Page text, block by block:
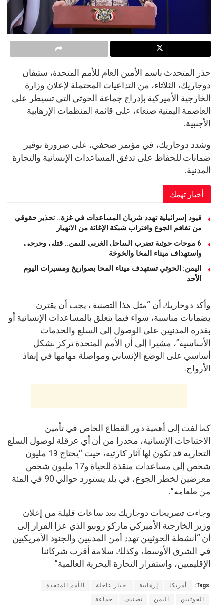
حذر المتحدث باسم الأمين العام للأمم المتحدة، ستيفان
دوجاريك، الثلاثاء، من التداعيات المحتملة لإعلان وزارة
الخارجية الأميركية بإدراج جماعة الحوثي التي تسيطر على
العاصمة اليمنية صنعاء، على قائمة المنظمات الإرهابية
الأجنبية.
وشدد دوجاريك، في مؤتمر صحفي، على ضرورة توفير
ضمانات للحفاظ على تدفق المساعدات الإنسانية والتجارة
المدنية.
أخبار تهمك
قيود إسرائيلية تهدد شريان المساعدات في غزة.. تحذير حقوقي
من تفاقم الجوع واقتراب شبكة الإغاثة من الانهيار
6 موجات حوثية تضرب الساحل الغربي لليمن.. قتلى وجرحى
واستهداف ميناء المخا والخوخة
اليمن: الحوثي تستهدف ميناء المخا بصواريخ ومسيرات اليوم
الأحد
وأكد دوجاريك أن “مثل هذا التصنيف يجب أن يقترن
بضمانات مناسبة، سواء فيما يتعلق بالمساعدات الإنسانية أو
بقدرة المدنيين على الوصول إلى السلع والخدمات
الأساسية”، مشيرا إلى أن الأمم المتحدة تركز بشكل
أساسي على الوضع الإنساني ومواصلة مهامها في إنقاذ
الأرواح.
كما لفت إلى أهمية دور القطاع الخاص في تأمين
الاحتياجات الإنسانية، محذرا من أن أي عرقلة لوصول السلع
التجارية قد تكون لها آثار كارثية، حيث “يحتاج 19 مليون
شخص إلى مساعدات منقذة للحياة و17 مليون شخص
معرضين لخطر الجوع، في بلد يستورد حوالي 90 في المئة
من طعامه”.
وجاءت تصريحات دوجاريك بعد ساعات قليلة من إعلان
وزير الخارجية الأميركي ماركو روبيو الذي عزا القرار إلى
أن “أنشطة الحوثيين تهدد أمن المدنيين والجنود الأمريكيين
في الشرق الأوسط، وكذلك سلامة أقرب شركائنا
الإقليميين، واستقرار التجارة البحرية العالمية”.
Tags: أمريكا إرهابية اخبار عاجلة الأمم المتحدة
الحوثيين اليمن تصنيف جماعة